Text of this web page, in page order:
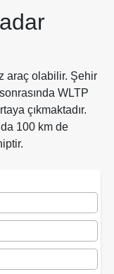
araç olabilir. Şehir
WLTP
çıkmaktadır.
100 km de